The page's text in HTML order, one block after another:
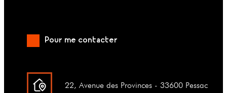
Pour me contacter
22, Avenue des Provinces - 33600 Pessac